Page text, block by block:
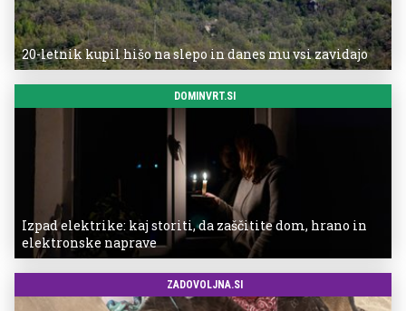
20-letnik kupil hišo na slepo in danes mu vsi zavidajo
DOMINVRT.SI
Izpad elektrike: kaj storiti, da zaščitite dom, hrano in
elektronske naprave
ZADOVOLJNA.SI